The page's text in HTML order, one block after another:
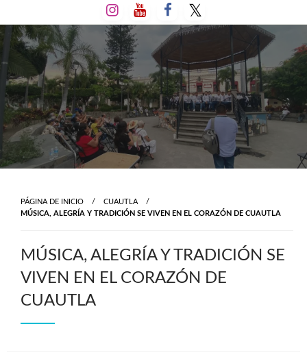
al
contenido
PÁGINA DE INICIO
CUAUTLA
MÚSICA, ALEGRÍA Y TRADICIÓN SE VIVEN EN EL CORAZÓN DE CUAUTLA
MÚSICA, ALEGRÍA Y TRADICIÓN SE
VIVEN EN EL CORAZÓN DE
CUAUTLA